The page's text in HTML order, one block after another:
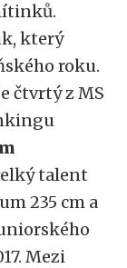
který
roku.
čtvrtý z MS
talent
235 cm a
Mezi